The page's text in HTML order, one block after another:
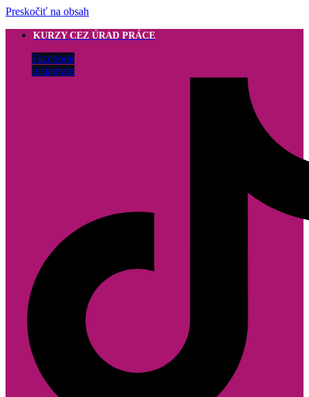
Preskočiť na obsah
KURZY CEZ ÚRAD PRÁCE
Facebook
Instagram